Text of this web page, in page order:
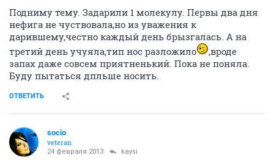
Подниму тему. Задарили 1 молекулу. Первы два дня
нефига не чуствовала,но из уважения к
дарившему,честно каждый день брызгалась. А на
третий день учуяла,тип нос разложило
,вроде
запах даже совсем приятненький. Пока не поняла.
Буду пытаться дпльше носить.
ОТВЕТИТЬ
socio
veteran
24 февраля 2013 kaysi